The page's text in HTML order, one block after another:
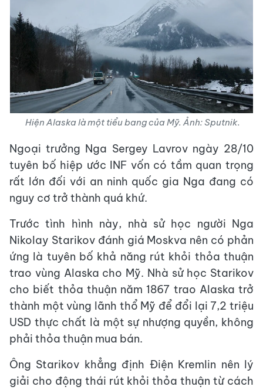
Hiện Alaska là một tiểu bang của Mỹ. Ảnh: Sputnik.
Ngoại trưởng Nga Sergey Lavrov ngày 28/10
tuyên bố hiệp ước INF vốn có tầm quan trọng
rất lớn đối với an ninh quốc gia Nga đang có
nguy cơ trở thành quá khứ.
Trước tình hình này, nhà sử học người Nga
Nikolay Starikov đánh giá Moskva nên có phản
ứng là tuyên bố khả năng rút khỏi thỏa thuận
trao vùng Alaska cho Mỹ. Nhà sử học Starikov
cho biết thỏa thuận năm 1867 trao Alaska trở
thành một vùng lãnh thổ Mỹ để đổi lại 7,2 triệu
USD thực chất là một sự nhượng quyền, không
phải thỏa thuận mua bán.
Ông Starikov khẳng định Điện Kremlin nên lý
giải cho động thái rút khỏi thỏa thuận từ cách